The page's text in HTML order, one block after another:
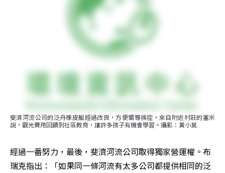
斐濟河流公司的泛舟橡皮艇經過改良，方便嚮導操控。來自附近村莊的塞米
說，觀光費用回饋到社區教育，讓許多孩子有機會學習。攝影：黃小莫
經過一番努力，最後，斐濟河流公司取得獨家營運權。布
瑞克指出：「如果同一條河流有太多公司都提供相同的泛